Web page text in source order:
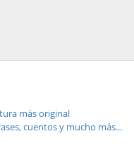
más original
cuentos y mucho más...